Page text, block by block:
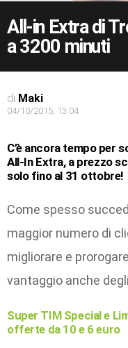
All-in Extra di
a 3200 minuti
di Maki
04/10/2015, 13:04
C’è ancora tempo per
All-In Extra, a prezzo
solo fino al 31 ottobre!
Come spesso
maggior numero di
migliorare e
vantaggio anche
Super TIM Special e
offerte da 10 e 6 euro